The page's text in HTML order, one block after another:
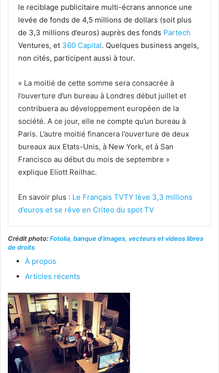
le reciblage publicitaire multi-écrans annonce une
levée de fonds de 4,5 millions de dollars (soit plus
de 3,3 millions d’euros) auprès des fonds Partech
Ventures, et 360 Capital. Quelques business angels,
non cités, participent aussi à tour.
« La moitié de cette somme sera consacrée à
l’ouverture d’un bureau à Londres début juillet et
contribuera au développement européen de la
société. A ce jour, elle ne compte qu’un bureau à
Paris. L’autre moitié financera l’ouverture de deux
bureaux aux Etats-Unis, à New York, et à San
Francisco au début du mois de septembre »
explique Eliott Reilhac.
En savoir plus : Le Français TVTY lève 3,3 millions
d’euros et se rêve en Criteo du spot TV
Crédit photo:Fotolia, banque d’images, vecteurs et videos libres
de droits
À propos
Articles récents